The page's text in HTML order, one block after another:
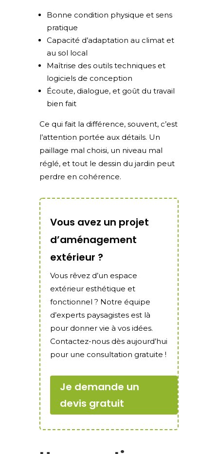
Bonne condition physique et sens
pratique
Capacité d’adaptation au climat et
au sol local
Maîtrise des outils techniques et
logiciels de conception
Écoute, dialogue, et goût du travail
bien fait
Ce qui fait la différence, souvent, c’est
l’attention portée aux détails. Un
paillage mal choisi, un niveau mal
réglé, et tout le dessin du jardin peut
perdre en cohérence.
Vous avez un projet
d’aménagement
extérieur ?
Vous rêvez d’un espace
extérieur esthétique et
fonctionnel ? Notre équipe
d’experts paysagistes est là
pour donner vie à vos idées.
Contactez-nous dès aujourd’hui
pour une consultation gratuite !
Je demande un
devis gratuit